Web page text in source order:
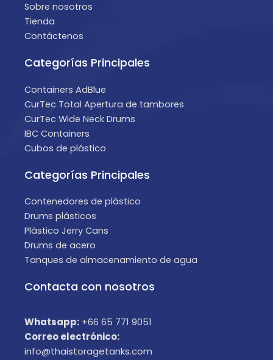
Sobre nosotros
Tienda
Contáctenos
Categorías Principales
Containers AdBlue
CurTec Total Apertura de tambores
CurTec Wide Neck Drums
IBC Containers
Cubos de plástico
Categorías Principales
Contenedores de plástico
Drums plásticos
Plástico Jerry Cans
Drums de acero
Tanques de almacenamiento de agua
Contacta con nosotros
Whatsapp: +66 65 771 9051
Correo electrónico:
info@thaistoragetanks.com